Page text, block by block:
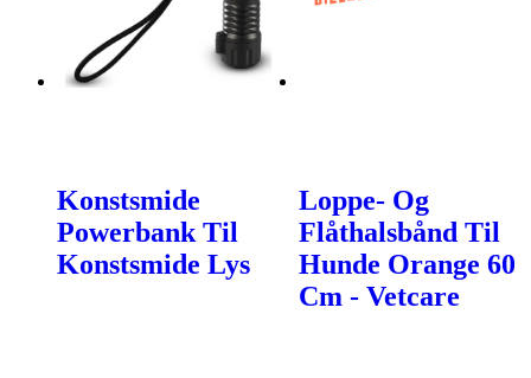
Konstsmide
Powerbank Til
Konstsmide Lys
Loppe- Og
Flåthalsbånd Til
Hunde Orange 60
Cm - Vetcare